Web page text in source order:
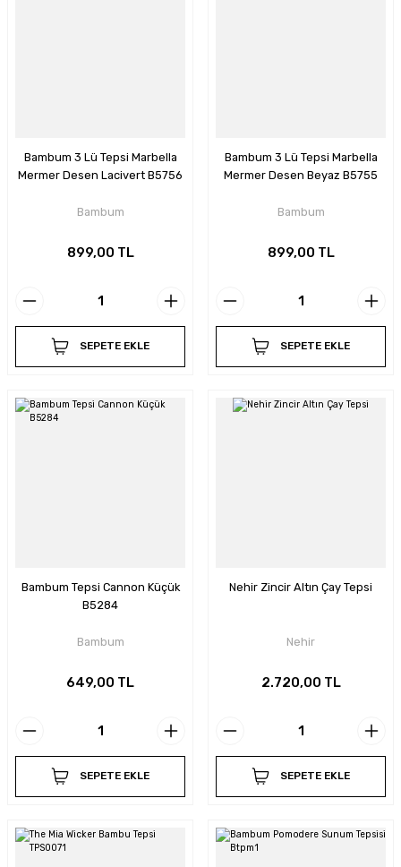
Bambum 3 Lü Tepsi Marbella
Mermer Desen Lacivert B5756
Bambum
899,00 TL
SEPETE EKLE
Bambum 3 Lü Tepsi Marbella
Mermer Desen Beyaz B5755
Bambum
899,00 TL
SEPETE EKLE
Bambum Tepsi Cannon Küçük
B5284
Bambum
649,00 TL
SEPETE EKLE
Nehir Zincir Altın Çay Tepsi
Nehir
2.720,00 TL
SEPETE EKLE